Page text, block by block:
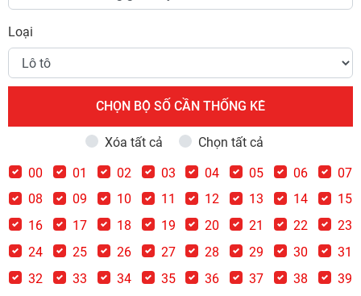
Loại
CHỌN BỘ SỐ CẦN THỐNG KÊ
Xóa tất cả
Chọn tất cả
00
01 02 03 04 05 06
07
08
09 10 11 12 13 14
15
16
17 18 19 20 21 22
23
24
25 26 27 28 29 30
31
32
33 34 35 36 37 38
39